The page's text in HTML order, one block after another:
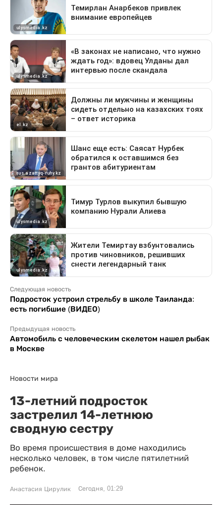
Следующая новость
Подросток устроил стрельбу в школе Таиланда:
есть погибшие (ВИДЕО)
Предыдущая новость
Автомобиль с человеческим скелетом нашел рыбак
в Москве
Новости мира
13-летний подросток
застрелил 14-летнюю
сводную сестру
Во время происшествия в доме находились
несколько человек, в том числе пятилетний
ребенок.
Анастасия Цирулик Сегодня, 01:29